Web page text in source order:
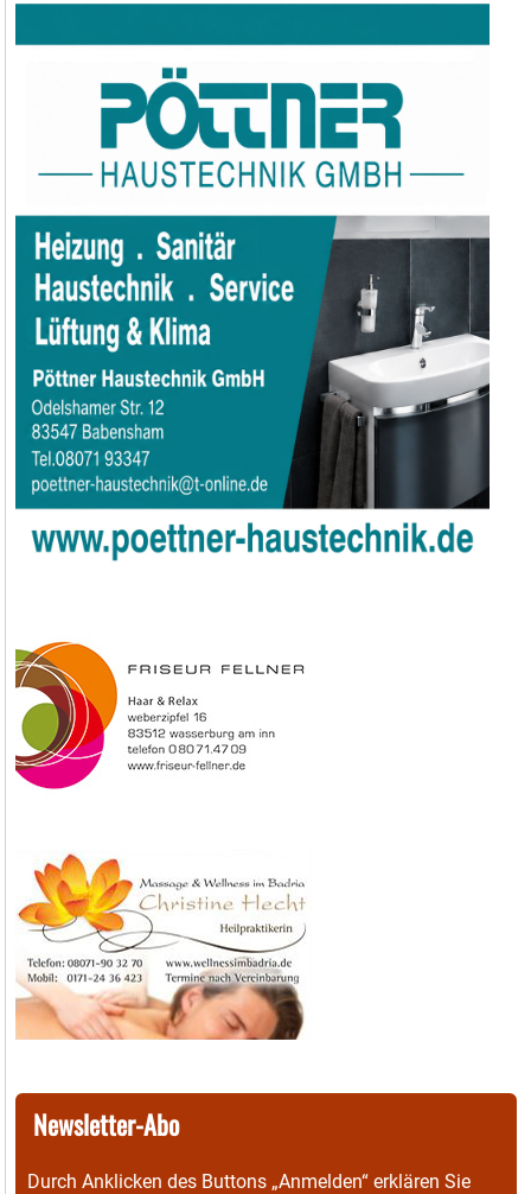
Newsletter-Abo
Durch Anklicken des Buttons „Anmelden“ erklären Sie